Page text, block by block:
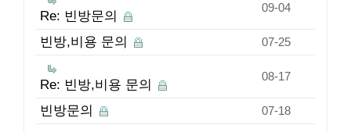
Re: 빈방문의
09-04
빈방,비용 문의 07-25
Re: 빈방,비용 문의
08-17
빈방문의 07-18